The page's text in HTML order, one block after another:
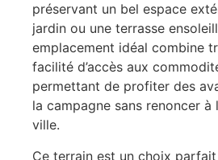
préservant un bel espace
jardin ou une terrasse
emplacement idéal combine
facilité d’accès aux
permettant de profiter des
la campagne sans renoncer
ville.
Ce terrain est un choix